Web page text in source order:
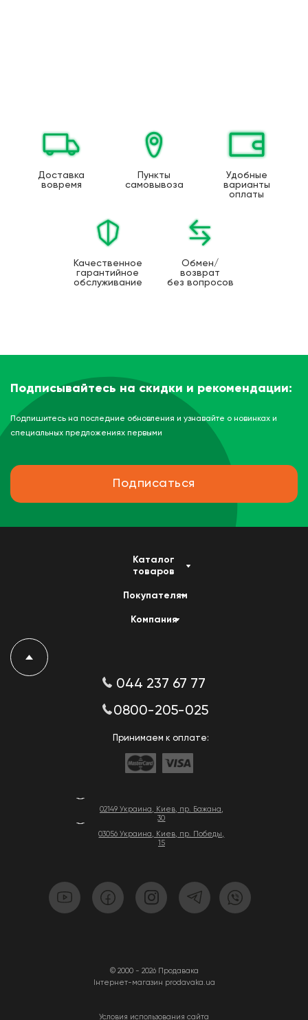
Доставка
вовремя
Пункты
самовывоза
Удобные
варианты
оплаты
Качественное
гарантийное
обслуживание
Обмен/
возврат
без вопросов
Подписывайтесь на скидки и рекомендации:
Подпишитесь на последние обновления и узнавайте о новинках и
специальных предложениях первыми
Подписаться
02149 Украина, Киев, пр. Бажана,
30
03056 Украина, Киев, пр. Победы,
15
© 2000 - 2026 Продавака
Інтернет-магазин prodavaka.ua
Условия использования сайта
Каталог
товаров
Покупателям
Компания
044 237 67 77
0800-205-025
Принимаем к оплате: